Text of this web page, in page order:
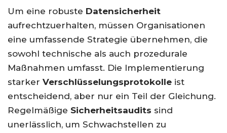
Um eine robuste Datensicherheit
aufrechtzuerhalten, müssen Organisationen
eine umfassende Strategie übernehmen, die
sowohl technische als auch prozedurale
Maßnahmen umfasst. Die Implementierung
starker Verschlüsselungsprotokolle ist
entscheidend, aber nur ein Teil der Gleichung.
Regelmäßige Sicherheitsaudits sind
unerlässlich, um Schwachstellen zu